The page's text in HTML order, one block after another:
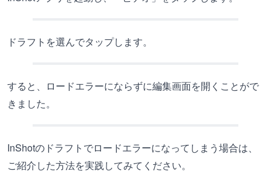
ドラフトを選んでタップします。
すると、ロードエラーにならずに編集画面を開くことがで
きました。
InShotのドラフトでロードエラーになってしまう場合は、
ご紹介した方法を実践してみてください。